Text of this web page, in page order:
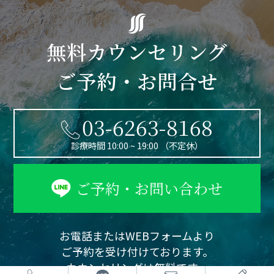
無料カウンセリング
ご予約・お問合せ
03-6263-8168
診療時間 10:00 ~ 19:00 （不定休）
ご予約・お問い合わせ
お電話またはWEBフォームより
ご予約を受け付けております。
カウンセリングは無料です。